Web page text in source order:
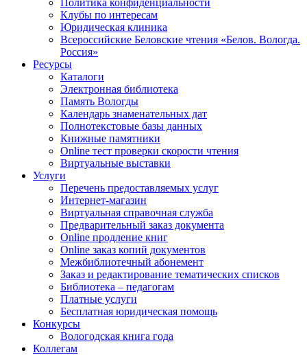
Политика конфиденциальности
Клубы по интересам
Юридическая клиника
Всероссийские Беловские чтения «Белов. Вологда.
Россия»
Ресурсы
Каталоги
Электронная библиотека
Память Вологды
Календарь знаменательных дат
Полнотекстовые базы данных
Книжные памятники
Online тест проверки скорости чтения
Виртуальные выставки
Услуги
Перечень предоставляемых услуг
Интернет-магазин
Виртуальная справочная служба
Предварительный заказ документа
Online продление книг
Online заказ копий документов
Межбиблиотечный абонемент
Заказ и редактирование тематических списков
Библиотека – педагогам
Платные услуги
Бесплатная юридическая помощь
Конкурсы
Вологодская книга года
Коллегам